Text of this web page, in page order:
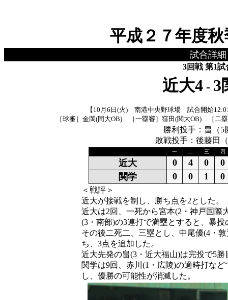
平成２７年度
試合詳細
3回戦 第1試
近大4 - 3
【10月6日(火) 南港中央野球場 試合開始
［球審］金岡(同大OB) ［一塁審］窪田(関大OB) ［二
勝利投手：畠（5
敗戦投手：後藤田
一 二 三 四
近大 0 4 0
0
関学
0 0 1 0
＜戦評＞
近大が接戦を制し、勝ち点を2とした。
近大は2回、一死から宮本(2・神戸国際
(3・南部)の3連打で満塁とすると、暴
その後二死二、三塁とし、中尾優(4・
ち、3点を追加した。
近大先発の畠(3・近大福山)は完投で5勝
関学は9回、赤川(1・広陵)の適時打な
し、優勝の可能性が消滅した。